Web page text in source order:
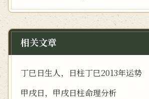
相关文章
丁巳日生人，日柱丁巳2013年运势
甲戌日，甲戌日柱命理分析